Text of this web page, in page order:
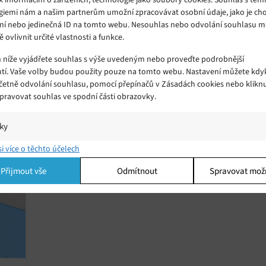
nám a našim partnerům umožní zpracovávat osobní údaje, jako je
nebo jedinečná ID na tomto webu. Nesouhlas nebo odvolání souhlasu
ovlivnit určité vlastnosti a funkce.
vyjádřete souhlas s výše uvedeným nebo proveďte podrobnější
Vaše volby budou použity pouze na tomto webu. Nastavení můžete
odvolání souhlasu, pomocí přepínačů v Zásadách cookies nebo
souhlas ve spodní části obrazovky.
a/nebo přístup k informacím v zařízení, Porozumění publiku
kombinací údajů z různých zdrojů.
a/nebo přístup k informacím v zařízení, Použití omezených údajů k výběru
více o těchto účelech
Přijmout vše Odmítnout Spravovat
trh
o smartphonu Honor 7X
Úterý 10. 10. 2017 Redakce
Společnost Honor má představit nástupce
současného smartphonu Honor 6X s názvem Honor
softwarové parametry.